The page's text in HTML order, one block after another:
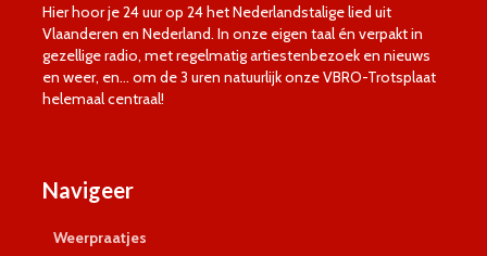
Hier hoor je 24 uur op 24 het Nederlandstalige lied uit
Vlaanderen en Nederland. In onze eigen taal én verpakt in
gezellige radio, met regelmatig artiestenbezoek en nieuws
en weer, en… om de 3 uren natuurlijk onze VBRO-Trotsplaat
helemaal centraal!
Navigeer
Weerpraatjes